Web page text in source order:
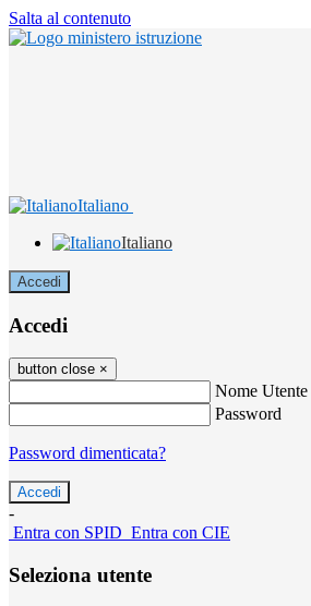
Salta al contenuto
Italiano
Italiano
Accedi
Accedi
button close ×
Nome Utente
Password
Password dimenticata?
-
Entra con SPID Entra con CIE
Seleziona utente